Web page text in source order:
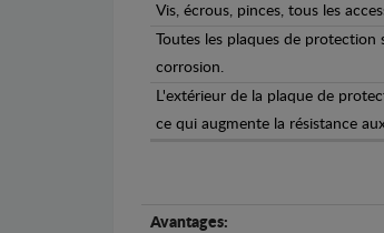
Vis, écrous, pinces, tous les
Toutes les plaques de
corrosion.
L'extérieur de la plaque de
ce qui augmente la résistance
Avantages: